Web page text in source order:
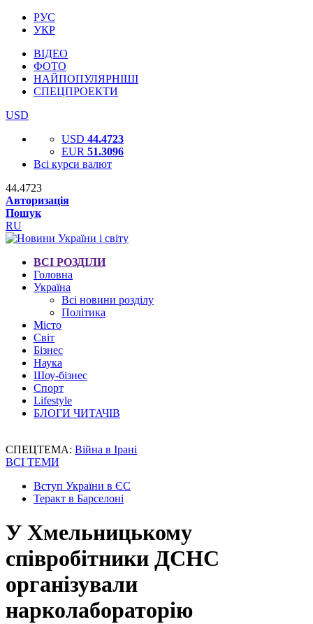
РУС
УКР
ВІДЕО
ФОТО
НАЙПОПУЛЯРНІШІ
СПЕЦПРОЕКТИ
USD
USD 44.4723
EUR 51.3096
Всі курси валют
44.4723
Авторизація
Пошук
RU
ВСІ РОЗДІЛИ
Головна
Україна
Всі новини розділу
Політика
Місто
Світ
Бізнес
Наука
Шоу-бізнес
Спорт
Lifestyle
БЛОГИ ЧИТАЧІВ
СПЕЦТЕМА: Війна в Ірані
ВСІ ТЕМИ
Вступ України в ЄС
Теракт в Барселоні
У Хмельницькому
співробітники ДСНС
організували
нарколабораторію